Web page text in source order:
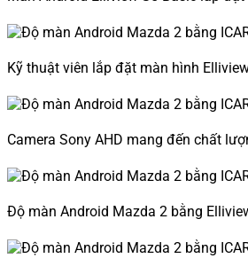
Kỹ thuật viên lắp đặt màn hình
Camera Sony AHD mang đến chất
Độ màn Android Mazda 2 bằng